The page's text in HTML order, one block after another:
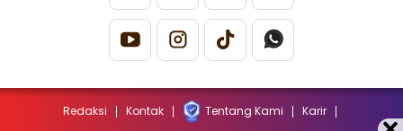
Redaksi Kontak Tentang Kami
Karir